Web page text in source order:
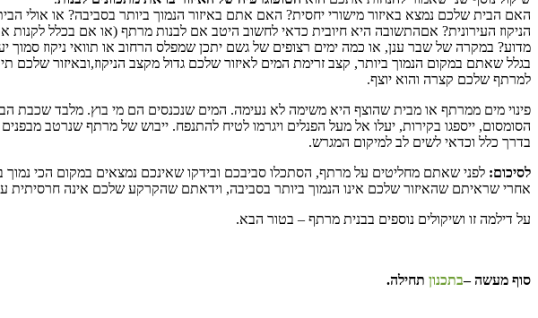
האם הבית שלכם נמצא באיזור מישורי יחסית? האם אתם באיזור הנמוך ביותר בסביבה? או אולי
הניקוז העירונית? אםהתשובה היא חיובית כדאי לחשוב היטב אם לבנות מרתף (או אם בכלל לקנות
מדוע? במקרה של שבר ענן, או כמה ימים רצופים של גשם יתכן שמפלס הרחוב או תוואי ניקוז סמוך
בגלל שאתם במקום הנמוך ביותר, קצב זרימת המים לאיזור שלכם גדול מקצב הניקוז,ובאיזור
למרתף שלכם קצרה והוא יוצף.
פינוי מים ממרתף או מבית שהוצף היא משימה לא נעימה. המים שנכנסים הם מי בוץ. מלבד שכבת
הסומסום, ייספגו בקירות, יעלו אל מעל הפנלים ויגרמו לטיח להתנפח. ייבוש של מרתף שנרטב
בדרך כלל וכדאי לשים לב למיקום המגרש.
לסיכום: לפני שאתם מחליטים על מרתף, הסתכלו סביבכם ובידקו שאינכם נמצאים במקום הכי נמוך
אחרי שראיתם שהאיזור שלכם אינו הנמוך ביותר בסביבה, וידאתם שהקרקע שלכם אינה חרסיתית
על דילמה זו ושיקולים נוספים בבנית מרתף – בטור הבא.
סוף מעשה –בתכנון תחילה.